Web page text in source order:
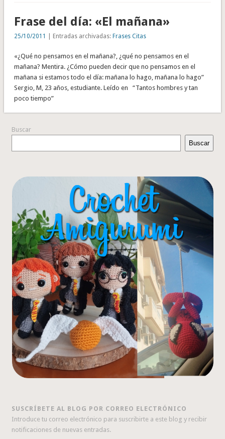
Frase del día: «El mañana»
25/10/2011 | Entradas archivadas: Frases Citas
«¿Qué no pensamos en el mañana?, ¿qué no pensamos en el
mañana? Mentira. ¿Cómo pueden decir que no pensamos en el
mañana si estamos todo el día: mañana lo hago, mañana lo hago”
Sergio, M, 23 años, estudiante. Leído en “Tantos hombres y tan
poco tiempo”
Buscar
Buscar
SUSCRÍBETE AL BLOG POR CORREO ELECTRÓNICO
Introduce tu correo electrónico para suscribirte a este blog y recibir
notificaciones de nuevas entradas.